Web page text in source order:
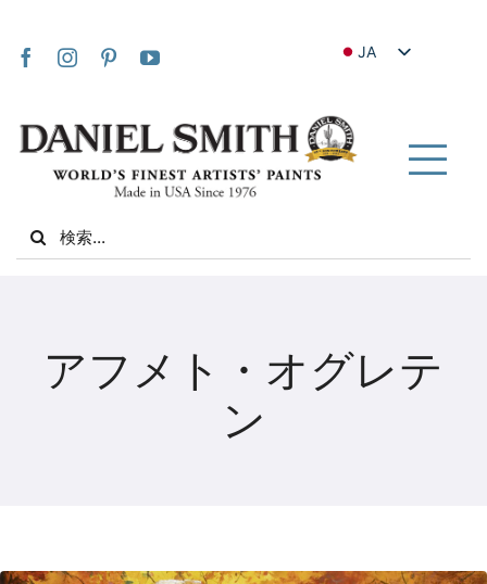
JA
IT
ZH
Search
for:
アフメト・オグレテ
ン